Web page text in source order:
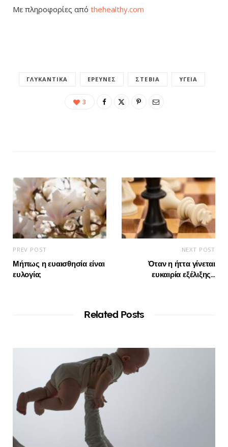
Με πληροφορίες από thehealthy.com
ΓΛΥΚΑΝΤΙΚΆ ΈΡΕΥΝΕΣ ΣΤΈΒΙΑ ΥΓΕΊΑ
3
PREV POST
Μήπως η ευαισθησία είναι
ευλογία;
NEXT POST
Όταν η ήττα γίνεται
ευκαιρία εξέλιξης…
Related Posts